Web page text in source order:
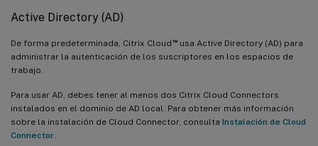
Active Directory (AD)
De forma predeterminada, Citrix Cloud ™usa Active Directory (AD) para
administrar la autenticación de los suscriptores en los espacios de
trabajo.
Para usar AD, debes tener al menos dos Citrix Cloud Connectors
instalados en el dominio de AD local. Para obtener más información
sobre la instalación de Cloud Connector, consulta Instalación de Cloud
Connector